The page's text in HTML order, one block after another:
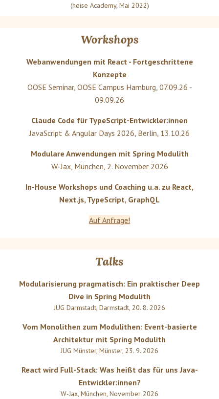
(heise Academy, Mai 2022)
Workshops
Webanwendungen mit React - Fortgeschrittene
Konzepte
OOSE Seminar, OOSE Campus Hamburg 07.09.26 -
09.09.26
Claude Code für TypeScript-Entwickler:innen
JavaScript & Angular Days 2026 Berlin 13.10.26
Modulare Anwendungen mit Spring Modulith
W-Jax, München 2. November 2026
In-House Workshops und Coaching u.a. zu React,
Next.js, TypeScript, GraphQL
Auf Anfrage!
Talks
Modularisierung pragmatisch: Ein praktischer Deep
Dive in Spring Modulith
JUG Darmstadt, Darmstadt, 20. 8. 2026
Vom Monolithen zum Modulithen: Event-basierte
Architektur mit Spring Modulith
JUG Münster, Münster, 23. 9. 2026
React wird Full-Stack: Was heißt das für uns Java-
Entwickler:innen?
W-Jax, München, November 2026